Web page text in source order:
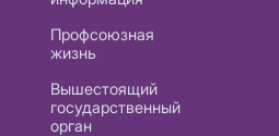
Профсоюзная
жизнь
Вышестоящий
государственный
орган